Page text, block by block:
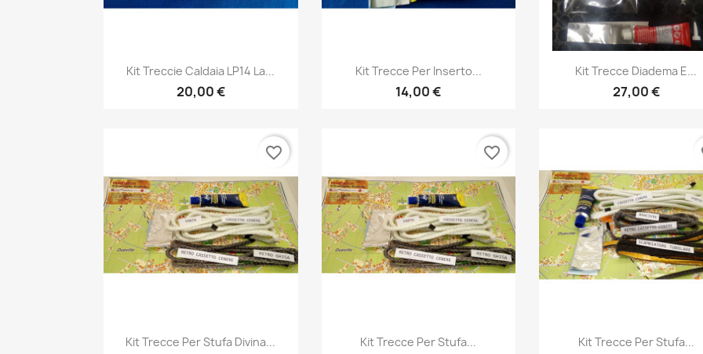
Anteprima
Kit Treccie Caldaia LP14 La...
20,00 €
Anteprima
Kit Trecce Per Inserto...
14,00 €
Anteprima
Kit Trecce Diadema E...
27,00 €
Anteprima
Kit Trecce Per Stufa Divina...
favorite_border
Anteprima
Kit Trecce Per Stufa...
favorite_border
Anteprima
Kit Trecce Per Stufa...